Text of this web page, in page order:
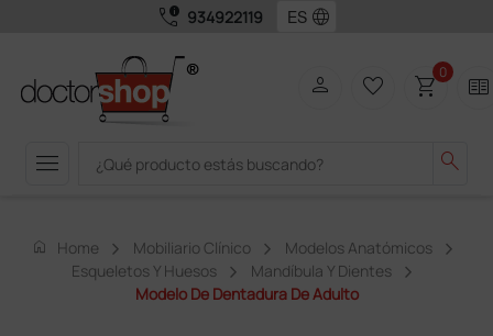
call_quality 934922119 language
menu search
person favorite_border shopping_cart0 two_pager
home Home Mobiliario Clínico
Modelos Anatómicos
Esqueletos Y Huesos
Mandíbula Y Dientes
Modelo De Dentadura De Adulto